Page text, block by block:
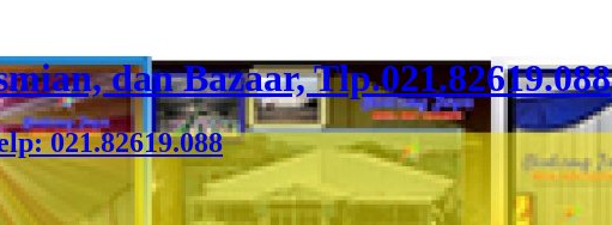
dan Bazaar, Tlp.021.82619.088
021.82619.088